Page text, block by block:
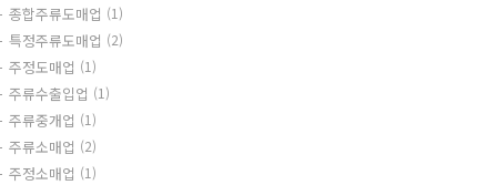
종합주류도매업 (1)
특정주류도매업 (2)
주정도매업 (1)
주류수출입업 (1)
주류중개업 (1)
주류소매업 (2)
주정소매업 (1)